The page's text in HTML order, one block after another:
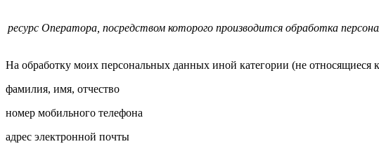
ресурс Оператора, посредством которого производится обработка
На обработку моих персональных данных иной категории (не
фамилия, имя, отчество
номер мобильного телефона
адрес электронной почты